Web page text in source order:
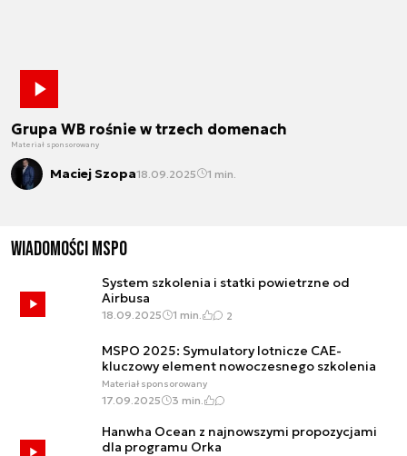
Grupa WB rośnie w trzech domenach
Materiał sponsorowany
Maciej Szopa18.09.2025 1 min.
Wiadomości MSPO
System szkolenia i statki powietrzne od
Airbusa
18.09.2025 1 min. 2
MSPO 2025: Symulatory lotnicze CAE-
kluczowy element nowoczesnego szkolenia
Materiał sponsorowany
17.09.2025 3 min.
Hanwha Ocean z najnowszymi propozycjami
dla programu Orka